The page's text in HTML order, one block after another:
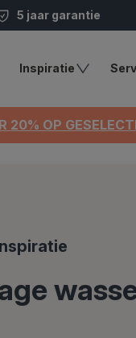
5 jaar garantie
Inspiratie
20% OP